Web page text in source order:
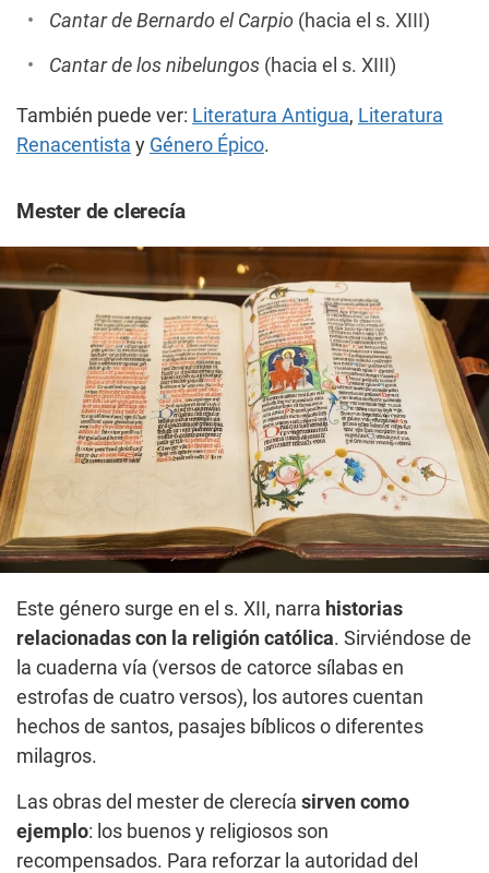
Cantar de Bernardo el Carpio (hacia el s. XIII)
Cantar de los nibelungos (hacia el s. XIII)
También puede ver: Literatura Antigua, Literatura
Renacentista y Género Épico.
Mester de clerecía
Este género surge en el s. XII, narra historias
relacionadas con la religión católica. Sirviéndose de
la cuaderna vía (versos de catorce sílabas en
estrofas de cuatro versos), los autores cuentan
hechos de santos, pasajes bíblicos o diferentes
milagros.
Las obras del mester de clerecía sirven como
ejemplo: los buenos y religiosos son
recompensados. Para reforzar la autoridad del